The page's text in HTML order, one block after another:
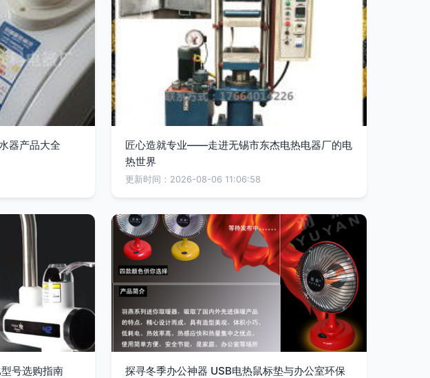
器产品大全
匠心造就专业——走进无锡市东杰电热电器厂的电
热世界
更新时间：2026-08-06 11:06:58
号选购指南
探寻冬季办公神器 USB电热鼠标垫与办公室环保